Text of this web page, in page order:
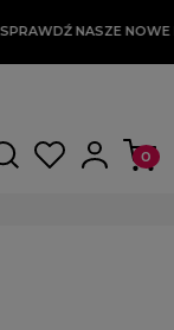
SPRAWDŹ NASZE NOWE